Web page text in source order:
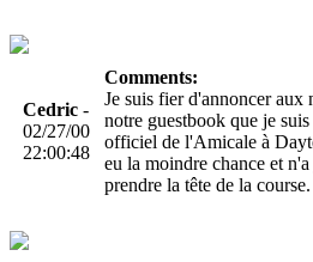
Cedric -
02/27/00
22:00:48
Comments:
Je suis fier d'annoncer aux
notre guestbook que je
officiel de l'Amicale à
eu la moindre chance et
prendre la tête de la course.